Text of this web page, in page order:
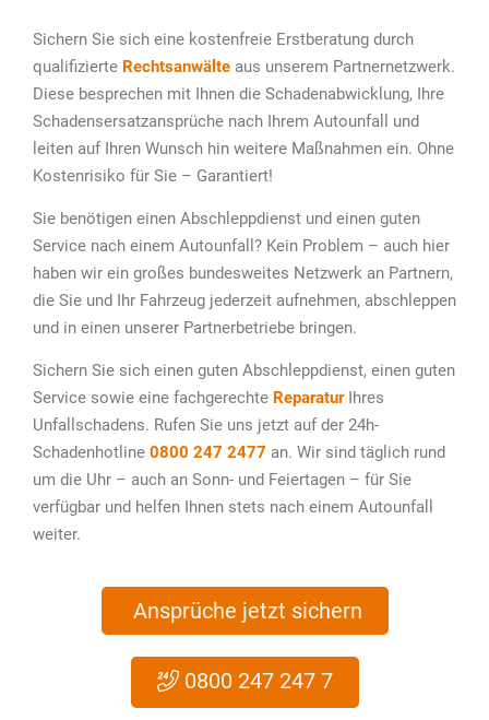
Sichern Sie sich eine kostenfreie Erstberatung durch
qualifizierte Rechtsanwälte aus unserem Partnernetzwerk.
Diese besprechen mit Ihnen die Schadenabwicklung, Ihre
Schadensersatzansprüche nach Ihrem Autounfall und
leiten auf Ihren Wunsch hin weitere Maßnahmen ein. Ohne
Kostenrisiko für Sie – Garantiert!
Sie benötigen einen Abschleppdienst und einen guten
Service nach einem Autounfall? Kein Problem – auch hier
haben wir ein großes bundesweites Netzwerk an Partnern,
die Sie und Ihr Fahrzeug jederzeit aufnehmen, abschleppen
und in einen unserer Partnerbetriebe bringen.
Sichern Sie sich einen guten Abschleppdienst, einen guten
Service sowie eine fachgerechte ReparaturIhres
Unfallschadens. Rufen Sie uns jetzt auf der 24h-
Schadenhotline 0800 247 2477 an. Wir sind täglich rund
um die Uhr – auch an Sonn- und Feiertagen – für Sie
verfügbar und helfen Ihnen stets nach einem Autounfall
weiter.
Ansprüche jetzt sichern
0800 247 247 7